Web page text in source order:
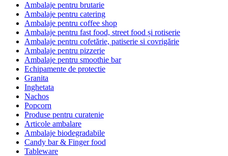
Ambalaje pentru brutarie
Ambalaje pentru catering
Ambalaje pentru coffee shop
Ambalaje pentru fast food, street food și rotiserie
Ambalaje pentru cofetărie, patiserie si covrigărie
Ambalaje pentru pizzerie
Ambalaje pentru smoothie bar
Echipamente de protectie
Granita
Inghetata
Nachos
Popcorn
Produse pentru curatenie
Articole ambalare
Ambalaje biodegradabile
Candy bar & Finger food
Tableware